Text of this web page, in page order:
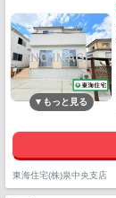
東海住宅(株)泉中央支店